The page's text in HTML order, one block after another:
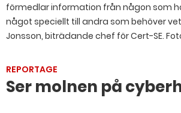
förmedlar information från någon som
något speciellt till andra som behöver
Jonsson, biträdande chef för Cert-SE.
REPORTAGE
Ser molnen på